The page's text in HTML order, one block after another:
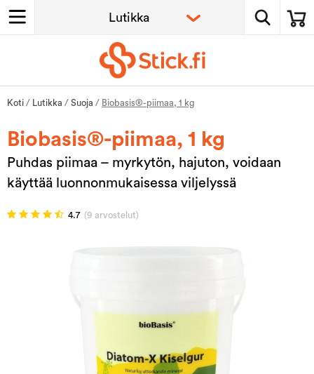
Koti / Lutikka / Suoja / Biobasis®-piimaa, 1 kg
Biobasis®-piimaa, 1 kg
Puhdas piimaa – myrkytön, hajuton, voidaan
käyttää luonnonmukaisessa viljelyssä
4.7 (9 arvostelut)